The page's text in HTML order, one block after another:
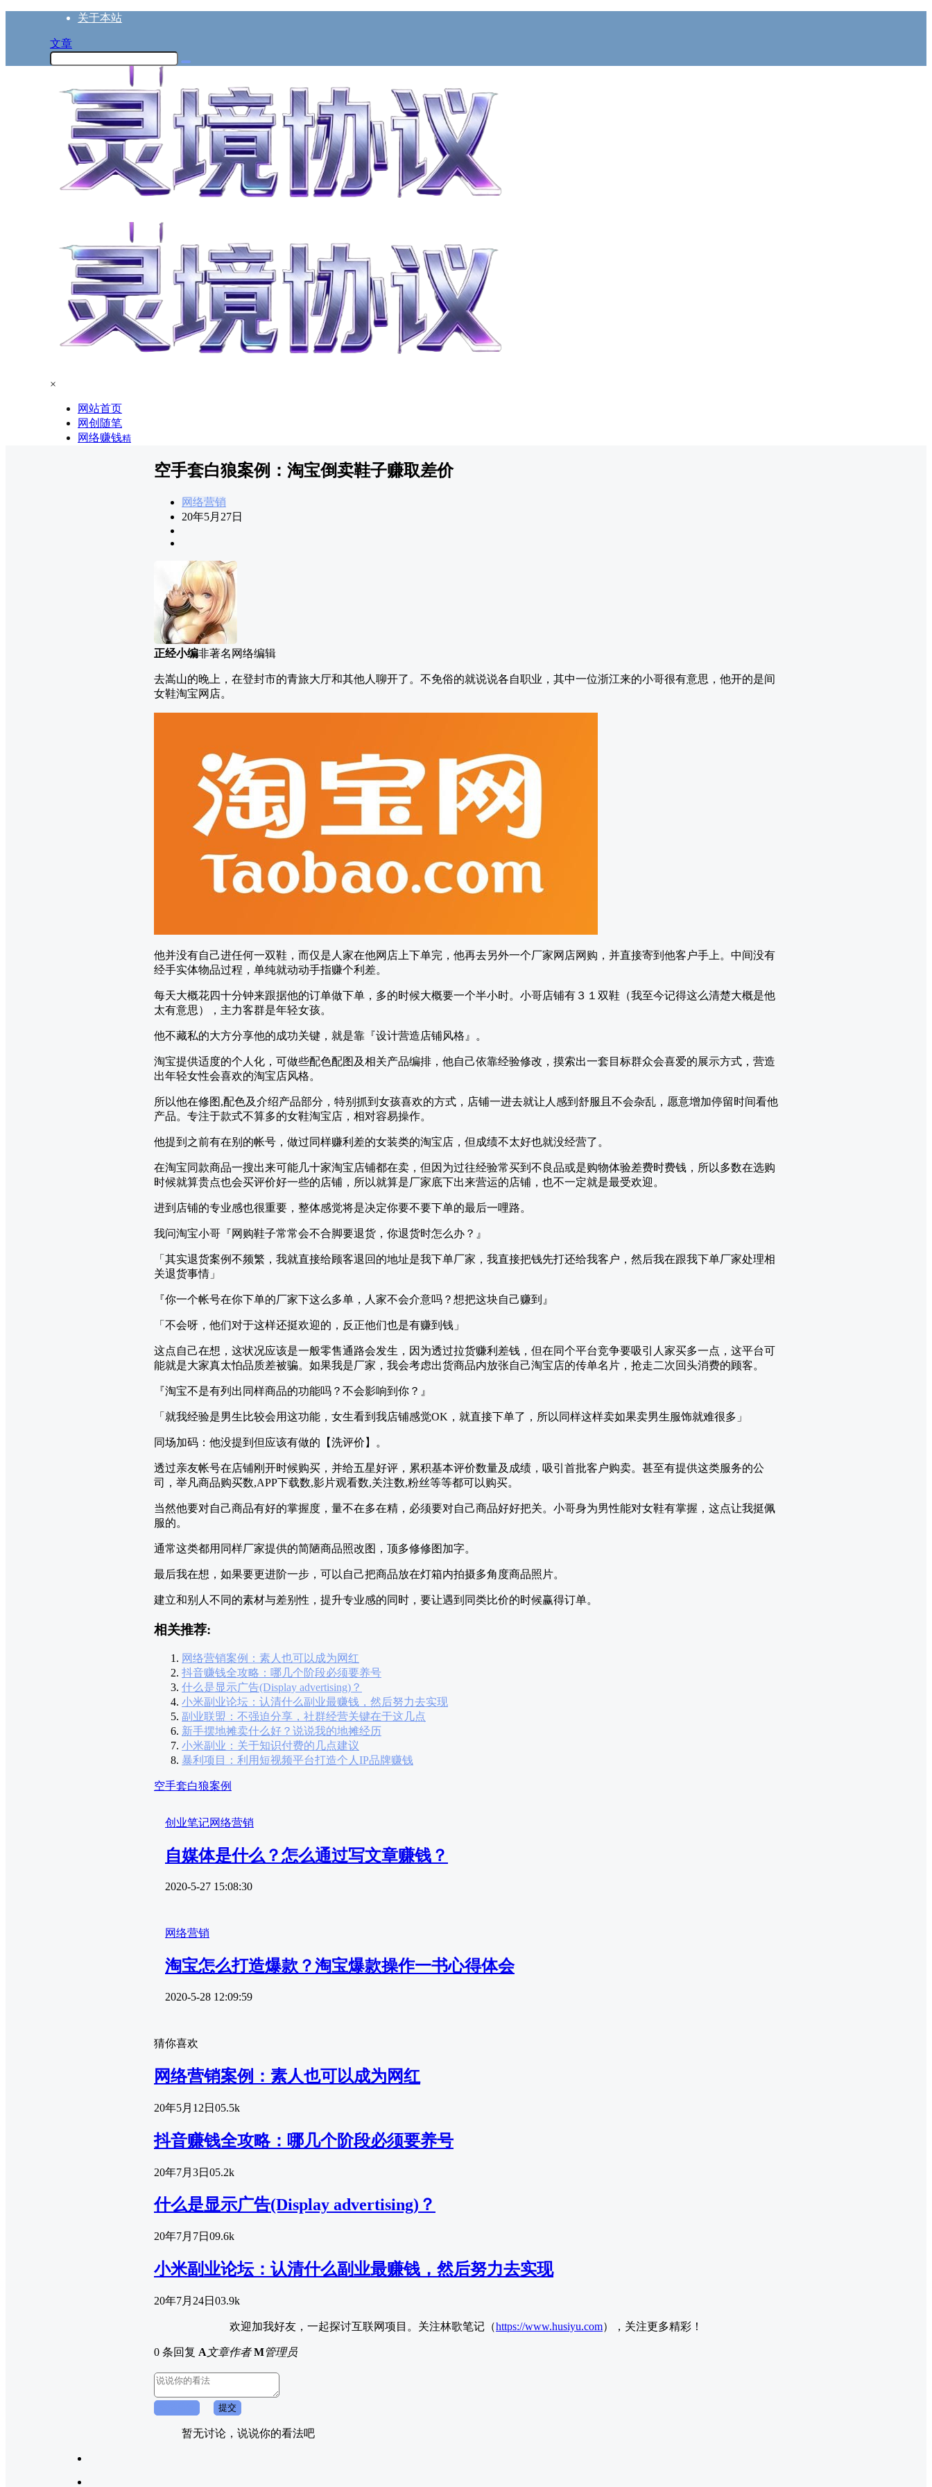
关于本站
文章
×
网站首页
网创随笔
网络赚钱精
空手套白狼案例：淘宝倒卖鞋子赚取差价
网络营销
20年5月27日
正经小编非著名网络编辑
去嵩山的晚上，在登封市的青旅大厅和其他人聊开了。不免俗的就说说各自职业，其中一位浙江来的小哥很有意思，他开的是间
女鞋淘宝网店。
他并没有自己进任何一双鞋，而仅是人家在他网店上下单完，他再去另外一个厂家网店网购，并直接寄到他客户手上。中间没有
经手实体物品过程，单纯就动动手指赚个利差。
每天大概花四十分钟来跟据他的订单做下单，多的时候大概要一个半小时。小哥店铺有３１双鞋（我至今记得这么清楚大概是他
太有意思），主力客群是年轻女孩。
他不藏私的大方分享他的成功关键，就是靠『设计营造店铺风格』。
淘宝提供适度的个人化，可做些配色配图及相关产品编排，他自己依靠经验修改，摸索出一套目标群众会喜爱的展示方式，营造
出年轻女性会喜欢的淘宝店风格。
所以他在修图,配色及介绍产品部分，特别抓到女孩喜欢的方式，店铺一进去就让人感到舒服且不会杂乱，愿意增加停留时间看他
产品。专注于款式不算多的女鞋淘宝店，相对容易操作。
他提到之前有在别的帐号，做过同样赚利差的女装类的淘宝店，但成绩不太好也就没经营了。
在淘宝同款商品一搜出来可能几十家淘宝店铺都在卖，但因为过往经验常买到不良品或是购物体验差费时费钱，所以多数在选购
时候就算贵点也会买评价好一些的店铺，所以就算是厂家底下出来营运的店铺，也不一定就是最受欢迎。
进到店铺的专业感也很重要，整体感觉将是决定你要不要下单的最后一哩路。
我问淘宝小哥『网购鞋子常常会不合脚要退货，你退货时怎么办？』
「其实退货案例不频繁，我就直接给顾客退回的地址是我下单厂家，我直接把钱先打还给我客户，然后我在跟我下单厂家处理相
关退货事情」
『你一个帐号在你下单的厂家下这么多单，人家不会介意吗？想把这块自己赚到』
「不会呀，他们对于这样还挺欢迎的，反正他们也是有赚到钱」
这点自己在想，这状况应该是一般零售通路会发生，因为透过拉货赚利差钱，但在同个平台竞争要吸引人家买多一点，这平台可
能就是大家真太怕品质差被骗。如果我是厂家，我会考虑出货商品内放张自己淘宝店的传单名片，抢走二次回头消费的顾客。
『淘宝不是有列出同样商品的功能吗？不会影响到你？』
「就我经验是男生比较会用这功能，女生看到我店铺感觉OK，就直接下单了，所以同样这样卖如果卖男生服饰就难很多」
同场加码：他没提到但应该有做的【洗评价】。
透过亲友帐号在店铺刚开时候购买，并给五星好评，累积基本评价数量及成绩，吸引首批客户购卖。甚至有提供这类服务的公
司，举凡商品购买数,APP下载数,影片观看数,关注数,粉丝等等都可以购买。
当然他要对自己商品有好的掌握度，量不在多在精，必须要对自己商品好好把关。小哥身为男性能对女鞋有掌握，这点让我挺佩
服的。
通常这类都用同样厂家提供的简陋商品照改图，顶多修修图加字。
最后我在想，如果要更进阶一步，可以自己把商品放在灯箱内拍摄多角度商品照片。
建立和别人不同的素材与差别性，提升专业感的同时，要让遇到同类比价的时候赢得订单。
相关推荐:
网络营销案例：素人也可以成为网红
抖音赚钱全攻略：哪几个阶段必须要养号
什么是显示广告(Display advertising)？
小米副业论坛：认清什么副业最赚钱，然后努力去实现
副业联盟：不强迫分享，社群经营关键在于这几点
新手摆地摊卖什么好？说说我的地摊经历
小米副业：关于知识付费的几点建议
暴利项目：利用短视频平台打造个人IP品牌赚钱
空手套白狼案例
创业笔记网络营销
自媒体是什么？怎么通过写文章赚钱？
2020-5-27 15:08:30
网络营销
淘宝怎么打造爆款？淘宝爆款操作一书心得体会
2020-5-28 12:09:59
猜你喜欢
网络营销案例：素人也可以成为网红
20年5月12日 05.5k
抖音赚钱全攻略：哪几个阶段必须要养号
20年7月3日 05.2k
什么是显示广告(Display advertising)？
20年7月7日 09.6k
小米副业论坛：认清什么副业最赚钱，然后努力去实现
20年7月24日 03.9k
欢迎加我好友，一起探讨互联网项目。关注林歌笔记（https://www.husiyu.com），关注更多精彩！
0 条回复 A文章作者 M管理员
提交
暂无讨论，说说你的看法吧